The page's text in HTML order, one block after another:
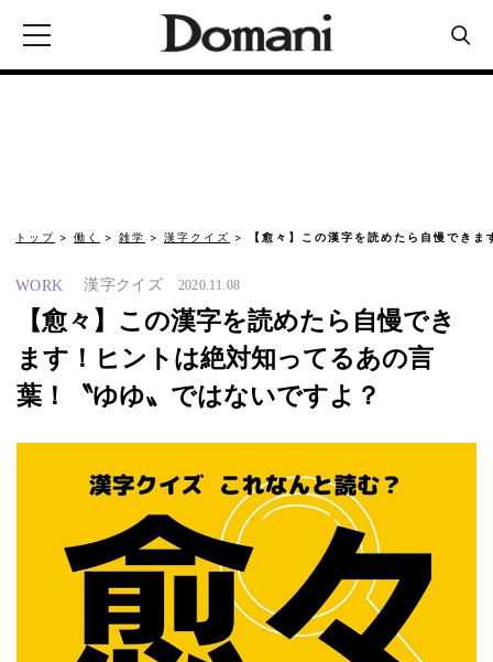
トップ 働く 雑学 漢字クイズ 【愈々】この漢字を読めたら自慢でき
WORK 漢字クイズ 2020.11.08
【愈々】この漢字を読めたら自慢でき
ます！ヒントは絶対知ってるあの言
葉！〝ゆゆ〟ではないですよ？